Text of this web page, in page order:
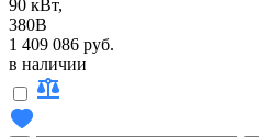
90 кВт,
380В
1 409 086 руб.
в наличии